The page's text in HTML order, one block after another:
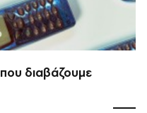
διαβάζουμε